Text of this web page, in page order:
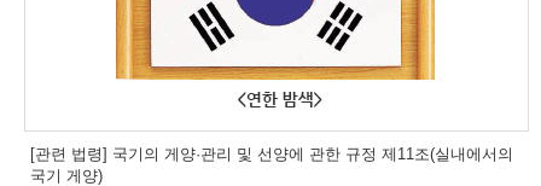
[관련 법령] 국기의 게양·관리 및 선양에 관한 규정 제11조(실내에서의
국기 게양)